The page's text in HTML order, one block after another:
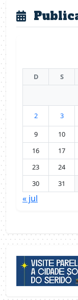
D S
2 3
9
10
16
17
23
24
30
31
« jul